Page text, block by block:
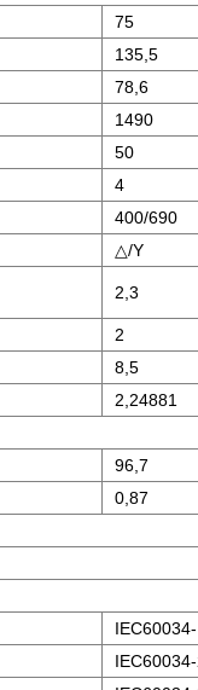
75
135,5
78,6
1490
50
4
400/690
△/Y
2,3
2
8,5
2,24881
96,7
0,87